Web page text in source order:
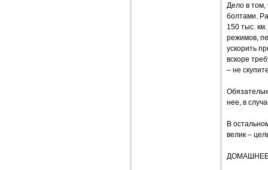
Дело в том,
болтами.
150 тыс.
режимов,
ускорить
вскоре
– не
нее, в
В
велик –